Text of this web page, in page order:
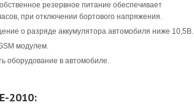
резервное питание обеспечивает
при отключении бортового напряжения.
о разряде аккумулятора автомобиля ниже 10,5В.
модулем.
оборудование в автомобиле.
2010: